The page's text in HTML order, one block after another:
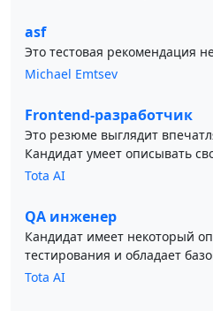
asf
Это тестовая рекомендация
Michael Emtsev
Frontend-разработчик
Это резюме выглядит
Кандидат умеет описывать
Tota AI
QA инженер
Кандидат имеет некоторый
тестирования и обладает
Tota AI